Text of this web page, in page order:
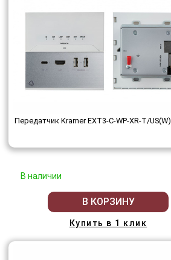
Передатчик Kramer EXT3-C-WP-XR-T/US(W)
В наличии
В КОРЗИНУ
Купить в 1 клик